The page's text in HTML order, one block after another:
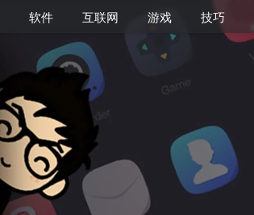
软件 互联网 游戏 技巧